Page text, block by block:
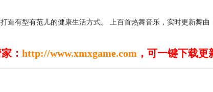
造有型有范儿的健康生活方式。 上百首热舞音乐，实时更新舞
： http://www.xmxgame.com ，可一键下载